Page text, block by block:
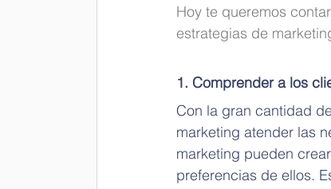
Hoy te queremos
estrategias de
1. Comprender a los
Con la gran cantidad
marketing atender las
marketing pueden
preferencias de ellos.